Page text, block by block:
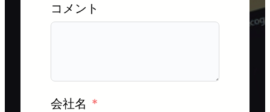
コメント
会社名